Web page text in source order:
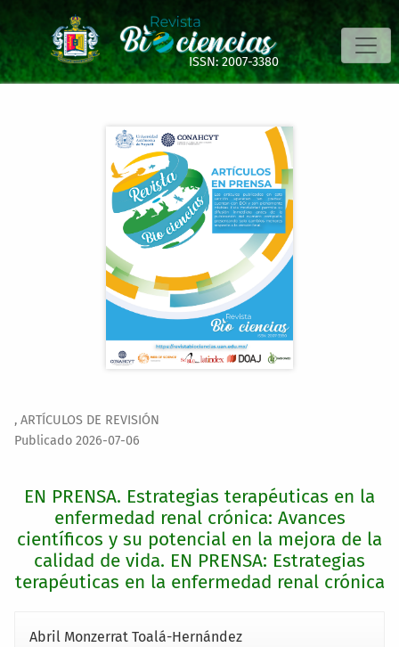
EN PRENSA. Estrategias terapéuticas en la enfermedad
ISSN: 2007-3380
, ARTÍCULOS DE REVISIÓN
EN PRENSA. Estrategias terapéuticas en la
enfermedad renal crónica: Avances
científicos y su potencial en la mejora de la
calidad de vida. EN PRENSA: Estrategias
terapéuticas en la enfermedad renal crónica
Publicado 2026-07-06
Abril Monzerrat Toalá-Hernández